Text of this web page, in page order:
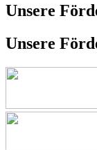
Unsere
Unsere